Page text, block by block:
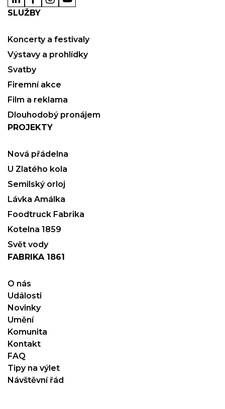
SLUŽBY
Koncerty a festivaly
Výstavy a prohlídky
Svatby
Firemní akce
Film a reklama
Dlouhodobý pronájem
PROJEKTY
Nová přádelna
U Zlatého kola
Semilský orloj
Lávka Amálka
Foodtruck Fabrika
Kotelna 1859
Svět vody
FABRIKA 1861
O nás
Události
Novinky
Umění
Komunita
Kontakt
FAQ
Tipy na výlet
Návštěvní řád